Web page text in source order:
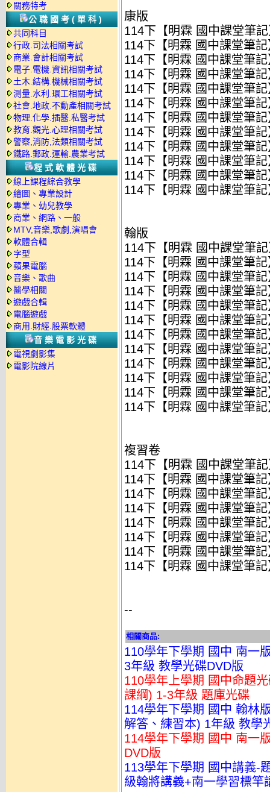
關務特考
公職國考(單科)
共同科目
行政.司法相關考試
商業.會計相關考試
電子.電機.資訊相關考試
土木.結構.機械相關考試
測量.水利.環工相關考試
社會.地政.不動產相關考試
物理.化學.插醫.私醫考試
教育.觀光.心理相關考試
警察,消防,法類相關考試
鐵路.郵政.運輸.農業考試
程式軟體光碟
線上課程綜合教學
繪圖、專業設計
專業、幼兒教學
商業、網路、一般
MTV,音樂,歌劇,演唱會
軟體合輯
字型
蘋果電腦
音樂、歌曲
醫學相關
遊戲合輯
電腦遊戲
商用.財經.股票軟體
音樂電影光碟
電視劇影集
電影院線片
康版
114下【明霖 國中課堂筆
114下【明霖 國中課堂筆
114下【明霖 國中課堂筆
114下【明霖 國中課堂筆
114下【明霖 國中課堂筆
114下【明霖 國中課堂筆
114下【明霖 國中課堂筆
114下【明霖 國中課堂筆
114下【明霖 國中課堂筆
114下【明霖 國中課堂筆
114下【明霖 國中課堂筆
114下【明霖 國中課堂筆
翰版
114下【明霖 國中課堂筆
114下【明霖 國中課堂筆
114下【明霖 國中課堂筆
114下【明霖 國中課堂筆
114下【明霖 國中課堂筆
114下【明霖 國中課堂筆
114下【明霖 國中課堂筆
114下【明霖 國中課堂筆
114下【明霖 國中課堂筆
114下【明霖 國中課堂筆
114下【明霖 國中課堂筆
114下【明霖 國中課堂筆
複習卷
114下【明霖 國中課堂筆
114下【明霖 國中課堂筆
114下【明霖 國中課堂筆
114下【明霖 國中課堂筆
114下【明霖 國中課堂筆
114下【明霖 國中課堂筆
114下【明霖 國中課堂筆
114下【明霖 國中課堂筆
--
相關商品:
110學年下學期 國中 南一
3年級 教學光碟DVD版
110學年上學期 國中命題
課綱) 1-3年級 題庫光碟
114學年下學期 國中 翰林
解答、練習本) 1年級 教學
114學年下學期 國中 南一
DVD版
113學年下學期 國中講義-
級翰將講義+南一學習標竿